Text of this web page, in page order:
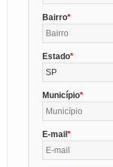
Bairro
Estado
SP
Município
E-mail